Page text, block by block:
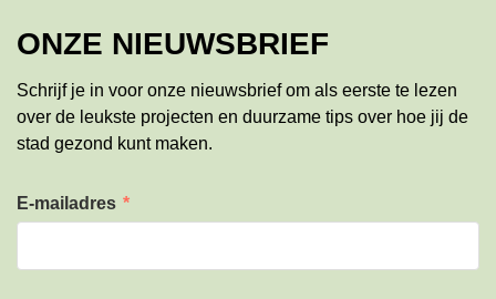
ONZE NIEUWSBRIEF
Schrijf je in voor onze nieuwsbrief om als eerste te lezen
over de leukste projecten en duurzame tips over hoe jij de
stad gezond kunt maken.
E-mailadres *